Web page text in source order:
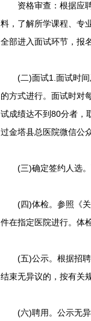
资格审查：根据应聘
料，了解所学课程、专
全部进入面试环节，报
(二)面试1.面试时间及
的方式进行。面试时对
试成绩达不到80分者，
过金塔县总医院微信公
(三)确定签约人选。
(四)体检。参照《关
件在指定医院进行。体
(五)公示。根据招聘
结束无异议的，按有关
(六)聘用。公示无异